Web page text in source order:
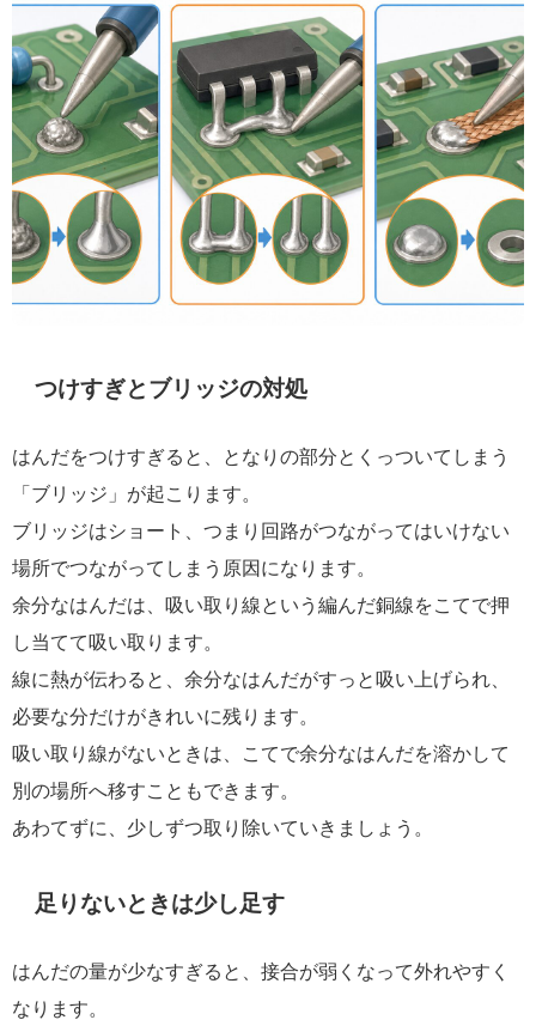
つけすぎとブリッジの対処
はんだをつけすぎると、となりの部分とくっついてしまう
「ブリッジ」が起こります。
ブリッジはショート、つまり回路がつながってはいけない
場所でつながってしまう原因になります。
余分なはんだは、吸い取り線という編んだ銅線をこてで押
し当てて吸い取ります。
線に熱が伝わると、余分なはんだがすっと吸い上げられ、
必要な分だけがきれいに残ります。
吸い取り線がないときは、こてで余分なはんだを溶かして
別の場所へ移すこともできます。
あわてずに、少しずつ取り除いていきましょう。
足りないときは少し足す
はんだの量が少なすぎると、接合が弱くなって外れやすく
なります。